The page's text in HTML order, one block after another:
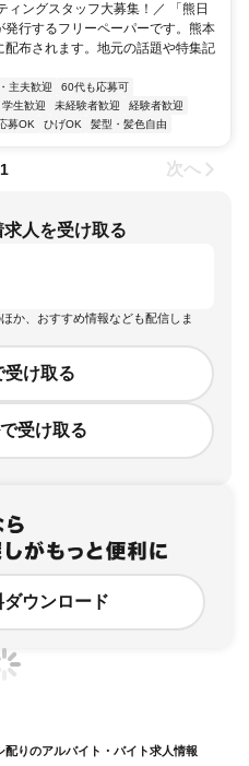
ィングスタッフ大募集！／ 「熊日
行するフリーペーパーです。熊本
布されます。地元の話題や特集記
主夫歓迎
60代も応募可
学生歓迎 未経験者歓迎
経験者歓迎
募OK ひげOK 髪型・髪色自由
1 次へ
人を受け取る
か、おすすめ情報なども配信しま
受け取る
受け取る
ウンロード
りのアルバイト・バイト求人情報